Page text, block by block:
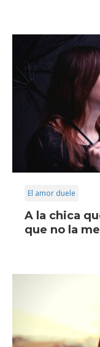
El amor duele
A la chica
que no la